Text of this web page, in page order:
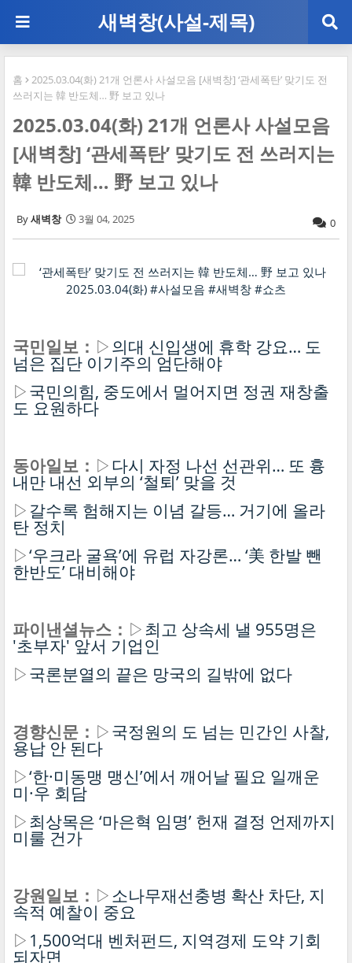
새벽창(사설-제목)
홈
2025.03.04(화) 21개 언론사 사설모음 [새벽창] ‘관세폭탄’ 맞기도 전
쓰러지는 韓 반도체… 野 보고 있나
2025.03.04(화) 21개 언론사 사설모음
[새벽창] ‘관세폭탄’ 맞기도 전 쓰러지는
韓 반도체… 野 보고 있나
새벽창 3월 04, 2025 0
국민일보： ▷의대 신입생에 휴학 강요… 도
넘은 집단 이기주의 엄단해야
▷국민의힘, 중도에서 멀어지면 정권 재창출
도 요원하다
동아일보： ▷다시 자정 나선 선관위… 또 흉
내만 내선 외부의 ‘철퇴’ 맞을 것
▷ 갈수록 험해지는 이념 갈등… 거기에 올라
탄 정치
▷‘우크라 굴욕’에 유럽 자강론… ‘美 한발 뺀
한반도’ 대비해야
파이낸셜뉴스： ▷최고 상속세 낼 955명은
'초부자' 앞서 기업인
▷국론분열의 끝은 망국의 길밖에 없다
경향신문： ▷국정원의 도 넘는 민간인 사찰,
용납 안 된다
▷‘한·미동맹 맹신’에서 깨어날 필요 일깨운
미·우 회담
▷최상목은 ‘마은혁 임명’ 헌재 결정 언제까지
미룰 건가
강원일보： ▷소나무재선충병 확산 차단, 지
속적 예찰이 중요
▷ 1,500억대 벤처펀드, 지역경제 도약 기회
되자면